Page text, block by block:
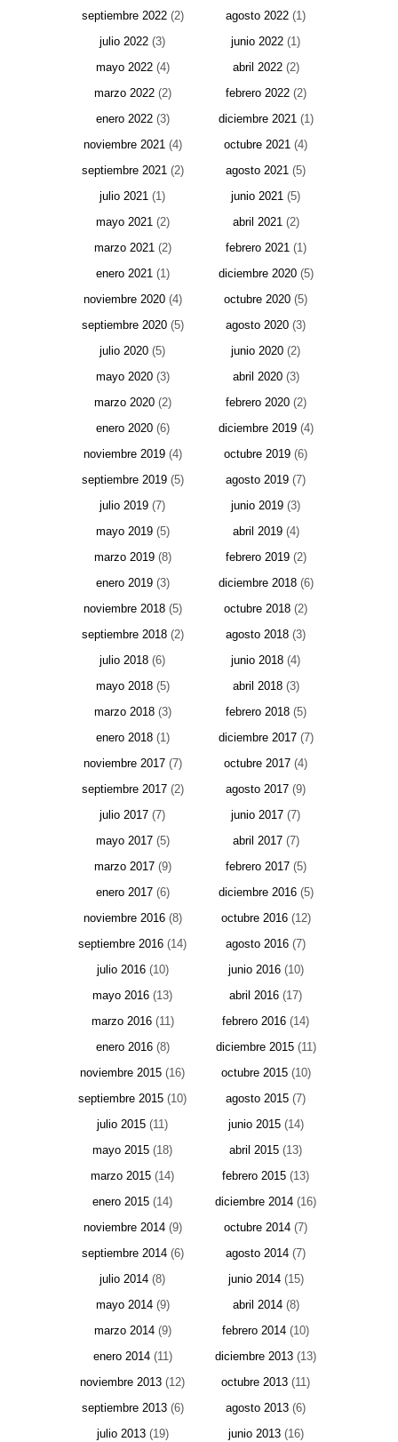
septiembre 2022(2) agosto 2022 (1)
julio 2022 (3) junio 2022 (1)
mayo 2022(4) abril 2022(2)
marzo 2022(2) febrero 2022(2)
enero 2022(3) diciembre 2021(1)
noviembre 2021(4) octubre 2021 (4)
septiembre 2021(2) agosto 2021 (5)
julio 2021 (1) junio 2021 (5)
mayo 2021(2) abril 2021(2)
marzo 2021(2) febrero 2021(1)
enero 2021(1) diciembre 2020(5)
noviembre 2020(4) octubre 2020 (5)
septiembre 2020(5) agosto 2020 (3)
julio 2020 (5) junio 2020 (2)
mayo 2020(3) abril 2020(3)
marzo 2020(2) febrero 2020(2)
enero 2020(6) diciembre 2019(4)
noviembre 2019(4) octubre 2019 (6)
septiembre 2019(5) agosto 2019 (7)
julio 2019 (7) junio 2019 (3)
mayo 2019(5) abril 2019(4)
marzo 2019(8) febrero 2019(2)
enero 2019(3) diciembre 2018(6)
noviembre 2018(5) octubre 2018 (2)
septiembre 2018(2) agosto 2018 (3)
julio 2018 (6) junio 2018 (4)
mayo 2018(5) abril 2018(3)
marzo 2018(3) febrero 2018(5)
enero 2018(1) diciembre 2017(7)
noviembre 2017(7) octubre 2017 (4)
septiembre 2017(2) agosto 2017 (9)
julio 2017 (7) junio 2017 (7)
mayo 2017(5) abril 2017(7)
marzo 2017(9) febrero 2017(5)
enero 2017(6) diciembre 2016(5)
noviembre 2016(8) octubre 2016(12)
septiembre 2016 (14) agosto 2016 (7)
julio 2016(10) junio 2016(10)
mayo 2016 (13) abril 2016 (17)
marzo 2016(11) febrero 2016 (14)
enero 2016(8) diciembre 2015(11)
noviembre 2015 (16) octubre 2015(10)
septiembre 2015 (10) agosto 2015 (7)
julio 2015 (11) junio 2015(14)
mayo 2015 (18) abril 2015 (13)
marzo 2015 (14) febrero 2015 (13)
enero 2015 (14) diciembre 2014 (16)
noviembre 2014(9) octubre 2014 (7)
septiembre 2014(6) agosto 2014 (7)
julio 2014 (8) junio 2014(15)
mayo 2014(9) abril 2014(8)
marzo 2014(9) febrero 2014 (10)
enero 2014(11) diciembre 2013 (13)
noviembre 2013 (12) octubre 2013 (11)
septiembre 2013(6) agosto 2013 (6)
julio 2013(19) junio 2013(16)